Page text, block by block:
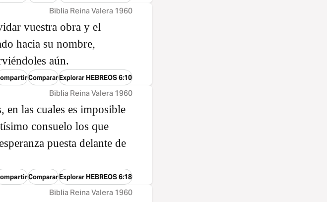
Biblia Reina Valera 1960
vuestra obra y el
hacia su nombre,
aún.
CompararExplorar HEBREOS 6:10
Biblia Reina Valera 1960
en las cuales es imposible
consuelo los que
puesta delante de
CompararExplorar HEBREOS 6:18
Biblia Reina Valera 1960